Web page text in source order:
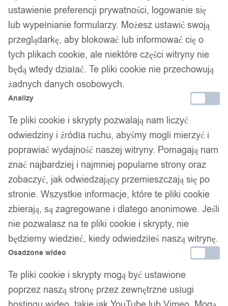
/ 4
Wobler przynęta wędkarska
szczupak sandacz łamany
skuteczny 17g 11.5cm
42,99zł
Dostawa w 24h
Zamówienia złożone do 14:00 wysyłamy tego samego dnia.
ustawienie preferencji prywatności, logowanie się
lub wypełnianie formularzy. Możesz ustawić swoją
przeglądarkę, aby blokować lub informować cię o
tych plikach cookie, ale niektóre części witryny nie
będą wtedy działać. Te pliki cookie nie przechowują
żadnych danych osobowych.
Analizy
Te pliki cookie i skrypty pozwalają nam liczyć
odwiedziny i źródła ruchu, abyśmy mogli mierzyć i
poprawiać wydajność naszej witryny. Pomagają nam
znać najbardziej i najmniej popularne strony oraz
zobaczyć, jak odwiedzający przemieszczają się po
stronie. Wszystkie informacje, które te pliki cookie
zbierają, są zagregowane i dlatego anonimowe. Jeśli
nie pozwalasz na te pliki cookie i skrypty, nie
będziemy wiedzieć, kiedy odwiedziłeś naszą witrynę.
Osadzone wideo
Te pliki cookie i skrypty mogą być ustawione
poprzez naszą stronę przez zewnętrzne usługi